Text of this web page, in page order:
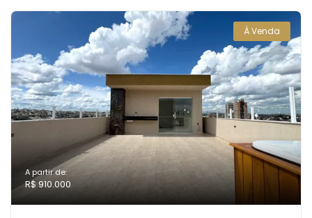
À Venda
A partir de:
R$ 910.000